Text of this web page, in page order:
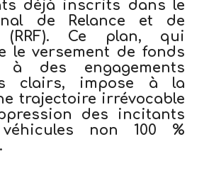
déjà inscrits dans le
de Relance et de
(RRF). Ce plan, qui
le versement de fonds
à des engagements
clairs, impose à la
trajectoire irrévocable
des incitants
non 100 %